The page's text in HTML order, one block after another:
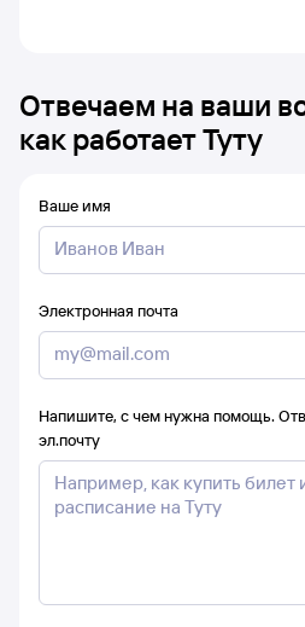
Отвечаем на ваши
как работает Туту
Ваше имя
Электронная почта
Напишите, с чем нужна помощь.
эл.почту